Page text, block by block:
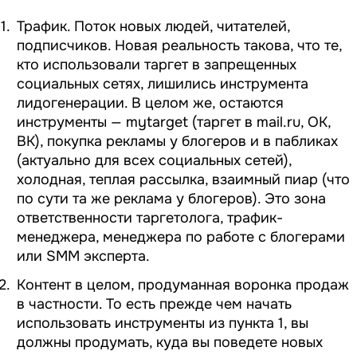
Трафик. Поток новых людей, читателей,
подписчиков. Новая реальность такова, что те,
кто использовали таргет в запрещенных
социальных сетях, лишились инструмента
лидогенерации. В целом же, остаются
инструменты — mytarget (таргет в mail.ru, OK,
ВК), покупка рекламы у блогеров и в пабликах
(актуально для всех социальных сетей),
холодная, теплая рассылка, взаимный пиар (что
по сути та же реклама у блогеров). Это зона
ответственности таргетолога, трафик-
менеджера, менеджера по работе с блогерами
или SMM эксперта.
Контент в целом, продуманная воронка продаж
в частности. То есть прежде чем начать
использовать инструменты из пункта 1, вы
должны продумать, куда вы поведете новых